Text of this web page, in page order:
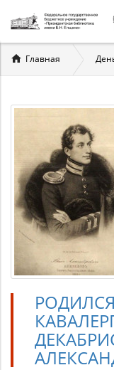
Вы
здесь
Главная